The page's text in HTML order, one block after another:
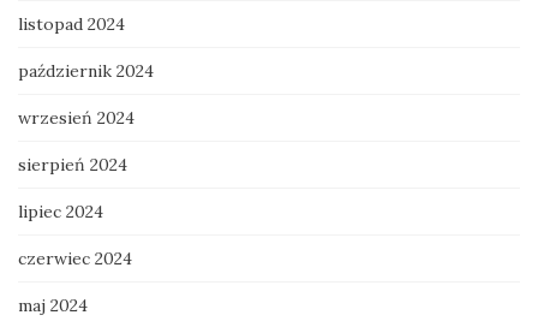
listopad 2024
październik 2024
wrzesień 2024
sierpień 2024
lipiec 2024
czerwiec 2024
maj 2024